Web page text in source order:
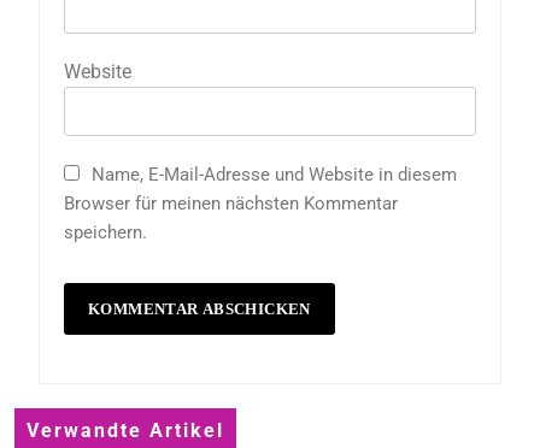
Website
Name, E-Mail-Adresse und Website in diesem
Browser für meinen nächsten Kommentar
speichern.
Verwandte Artikel